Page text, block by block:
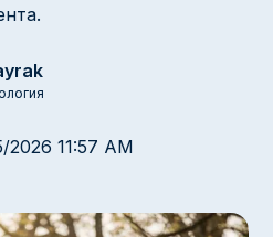
2026 11:57 AM